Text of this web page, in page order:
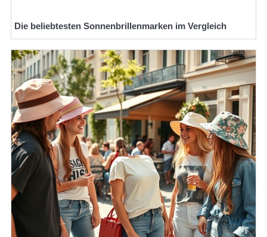
Die beliebtesten Sonnenbrillenmarken im Vergleich